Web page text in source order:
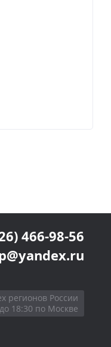
466-98-56
регионов России
18:30 по Москве